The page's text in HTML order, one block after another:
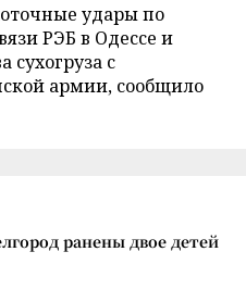
удары по
РЭБ в Одессе и
сухогруза с
армии, сообщило
ранены двое детей